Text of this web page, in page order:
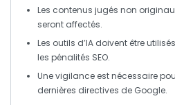
Les contenus jugés non
seront affectés.
Les outils d’IA doivent être
les pénalités SEO.
Une vigilance est nécessaire
dernières directives de Google.